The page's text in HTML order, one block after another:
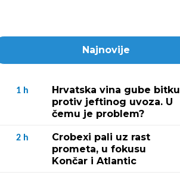
Najnovije
1 h
Hrvatska vina gube bitku
protiv jeftinog uvoza. U
čemu je problem?
2 h
Crobexi pali uz rast
prometa, u fokusu
Končar i Atlantic